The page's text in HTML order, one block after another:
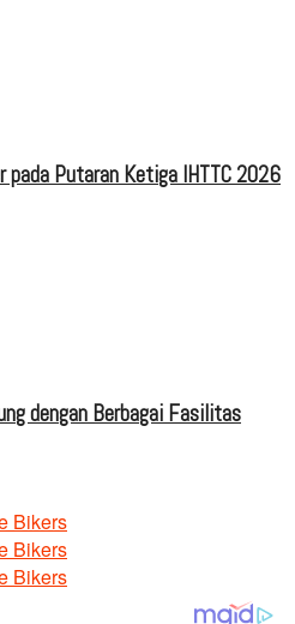
pada Putaran Ketiga IHTTC 2026
dengan Berbagai Fasilitas